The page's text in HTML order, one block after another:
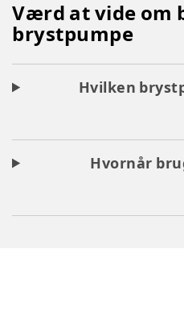
Værd at vide om
brystpumpe
Hvilken
Hvornår